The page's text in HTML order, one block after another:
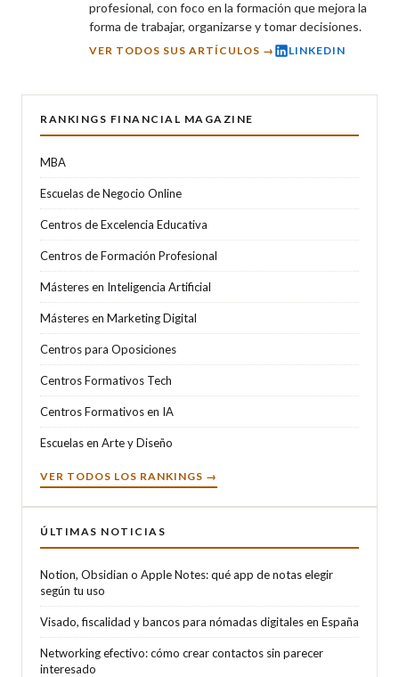
profesional, con foco en la formación que mejora la
forma de trabajar, organizarse y tomar decisiones.
VER TODOS SUS ARTÍCULOS → LINKEDIN
RANKINGS FINANCIAL MAGAZINE
MBA
Escuelas de Negocio Online
Centros de Excelencia Educativa
Centros de Formación Profesional
Másteres en Inteligencia Artificial
Másteres en Marketing Digital
Centros para Oposiciones
Centros Formativos Tech
Centros Formativos en IA
Escuelas en Arte y Diseño
VER TODOS LOS RANKINGS →
ÚLTIMAS NOTICIAS
Notion, Obsidian o Apple Notes: qué app de notas elegir
según tu uso
Visado, fiscalidad y bancos para nómadas digitales en España
Networking efectivo: cómo crear contactos sin parecer
interesado